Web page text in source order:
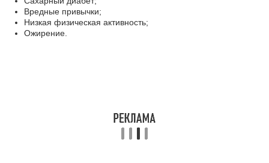
Вредные привычки;
Низкая физическая активность;
Ожирение.